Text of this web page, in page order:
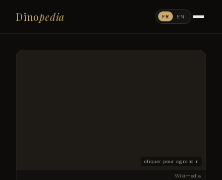
Dinopedia FR EN
cliquer pour agrandir
Wikimedia